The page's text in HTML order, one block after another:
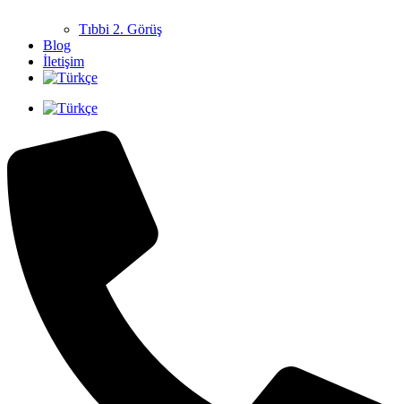
Tıbbi 2. Görüş
Blog
İletişim